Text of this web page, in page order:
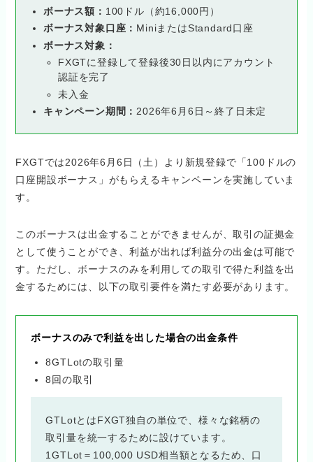
ボーナス額： 100ドル（約16,000円）
ボーナス対象口座： MiniまたはStandard口座
ボーナス対象：
FXGTに登録して登録後30日以内にアカウント
認証を完了
未入金
キャンペーン期間： 2026年6月6日～終了日未定
FXGTでは2026年6月6日（土）より新規登録で「100ドルの
口座開設ボーナス」がもらえるキャンペーンを実施していま
す。
このボーナスは出金することができませんが、取引の証拠金
として使うことができ、利益が出れば利益分の出金は可能で
す。ただし、ボーナスのみを利用しての取引で得た利益を出
金するためには、以下の取引要件を満たす必要があります。
ボーナスのみで利益を出した場合の出金条件
8GTLotの取引量
8回の取引
GTLotとはFXGT独自の単位で、様々な銘柄の
取引量を統一するために設けています。
1GTLot＝100,000 USD相当額となるため、口